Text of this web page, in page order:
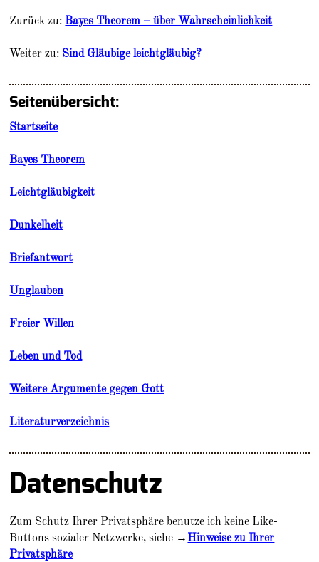
Zurück zu: Bayes Theorem – über Wahrscheinlichkeit
Weiter zu: Sind Gläubige leichtgläubig?
Seitenübersicht:
Startseite
Bayes Theorem
Leichtgläubigkeit
Dunkelheit
Briefantwort
Unglauben
Freier Willen
Leben und Tod
Weitere Argumente gegen Gott
Literaturverzeichnis
Datenschutz
Zum Schutz Ihrer Privatsphäre benutze ich keine Like-
Buttons sozialer Netzwerke, siehe → Hinweise zu Ihrer
Privatsphäre